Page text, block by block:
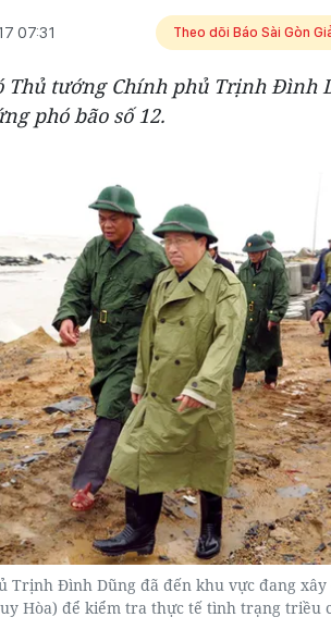
07:31 Theo dõi Báo Sài Gòn
Thủ tướng Chính phủ Trịnh Đình
phó bão số 12.
Trịnh Đình Dũng đã đến khu vực đang xây
Hòa) để kiểm tra thực tế tình trạng triều